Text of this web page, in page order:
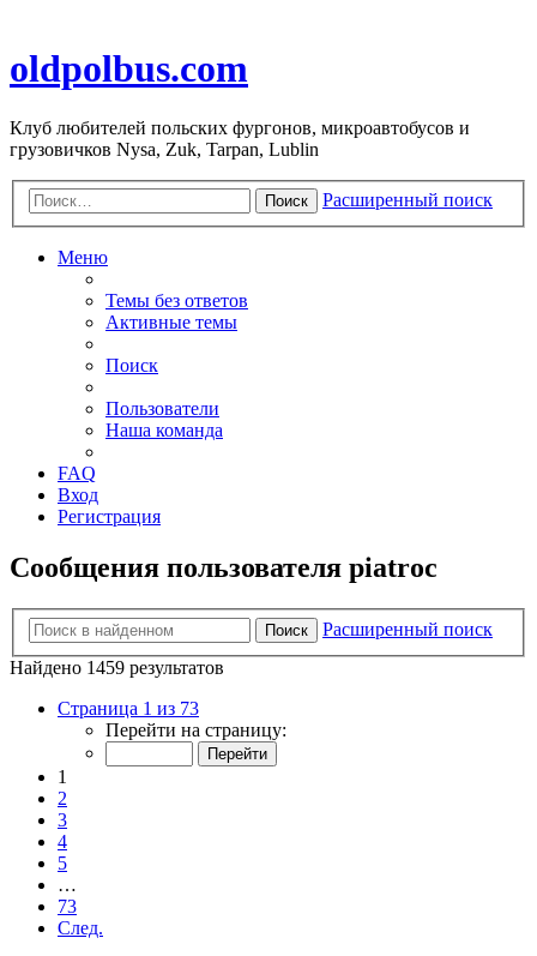
oldpolbus.com
Клуб любителей польских фургонов, микроавтобусов и
грузовичков Nysa, Zuk, Tarpan, Lublin
Поиск Расширенный поиск
Меню
Темы без ответов
Активные темы
Поиск
Пользователи
Наша команда
FAQ
Вход
Регистрация
Сообщения пользователя piatroc
Поиск
Расширенный поиск
Найдено 1459 результатов
Страница 1 из 73
Перейти на страницу:
1
2
3
4
5
…
73
След.